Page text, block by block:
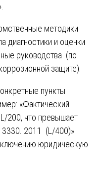
методики
диагностики и оценки
руководства (по
защите).
пункты
«Фактический
L/200, что превышает
2011 (L/400)».
юридическую